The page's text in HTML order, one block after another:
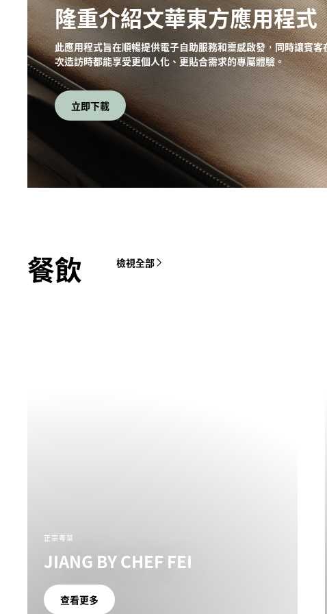
隆重介紹文華東方應用程式
此應用程式旨在順暢提供電子自助服務和靈感啟發，同時讓賓客
次造訪時都能享受更個人化、更貼合需求的專屬體驗。
立即下載
餐飲 檢視全部
正宗粵菜
JIANG BY CHEF FEI
查看更多